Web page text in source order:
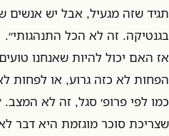
תגיד שזה מגעיל, אבל יש אנשים
בגנטיקה. זה לא הכל התנהגותי״.
אז האם יכול להיות שאנחנו
הפחות לא כזה גרוע, או לפחות
כמו לפי פרופ׳ סגל, זה לא המצב.